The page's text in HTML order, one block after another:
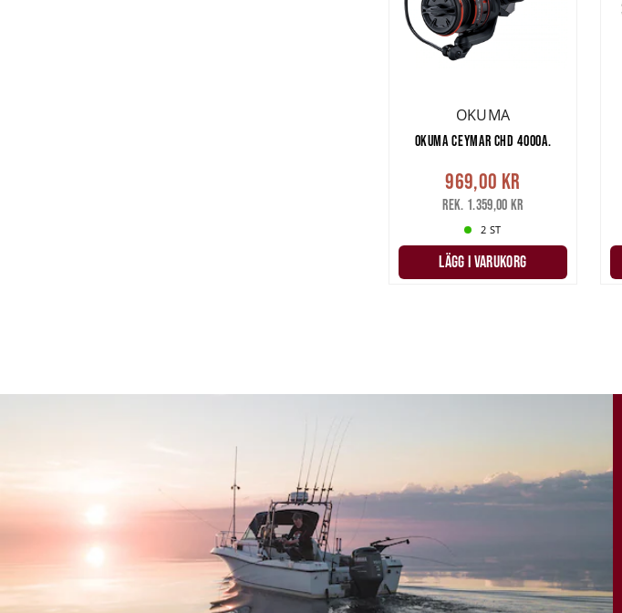
OKUMA
OKUMA CEYMAR CHD 4000A.
969,00 kr
Rek. 1.359,00 kr
2 ST
LÄGG I VARUKORG